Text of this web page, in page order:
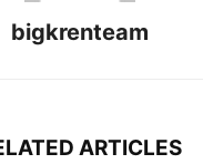
bigkrenteam
ARTICLES